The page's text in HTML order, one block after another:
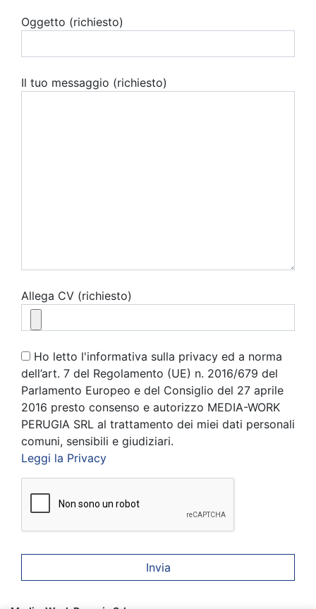
Oggetto (richiesto)
Il tuo messaggio (richiesto)
Allega CV (richiesto)
Ho letto l'informativa sulla privacy ed a norma
dell’art. 7 del Regolamento (UE) n. 2016/679 del
Parlamento Europeo e del Consiglio del 27 aprile
2016 presto consenso e autorizzo MEDIA-WORK
PERUGIA SRL al trattamento dei miei dati personali
comuni, sensibili e giudiziari.
Leggi la Privacy